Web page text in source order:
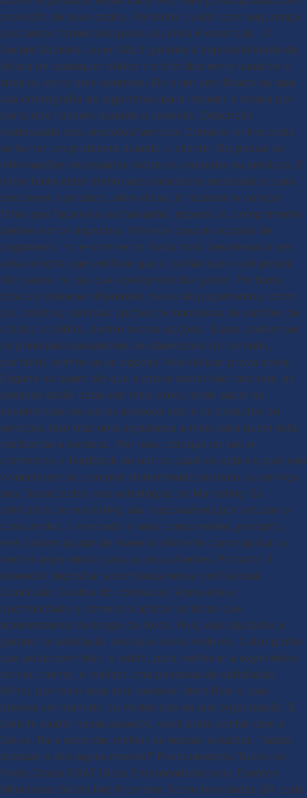
proteção de seus dados. Portanto, cuidar com segurança
dos dados fornecidos pelos usuários é essencial. O
Secure Sockets Layer (SSL) garante a impossibilidade de
leitura de quaisquer dados transferidos entre usuários e
sites ou entre dois sistemas. Ele é um certificado na qual
usa criptografia de algoritmos para impedir a leitura por
parte dos hackers durante a conexão. Descrição
inadequada dos produtos/serviços Comprar online pode
se tornar um problema quando o cliente não possui as
informações necessárias sobre os produtos ou serviços. É
importante estar atento aos caracteres necessários para
descrever o produto, além disso, é necessário colocar
fotos que façam jus ao tamanho, espessura, comprimento,
dentre outros aspectos. Oferecer poucas opções de
pagamento no e-commerce Nada mais desanimador em
uma compra que verificar que o cartão que você possui
não passa na loja que você pretendia gastar. Portanto,
procure oferecer diferentes meios de pagamentos, como
pix, boletos, variadas opções de bandeiras de cartões de
crédito e débito, dentre outras opções. Esses podem ser
os principais causadores de abandonos de carrinho,
portanto, atente-se às opções. Não utilizar prova social
Engana-se quem diz que a prova social não funciona, as
pessoas estão cada vez mais procurando saber as
experiências de outras pessoas sobre os produtos ou
serviços. Isso traz uma segurança a mais para quem está
realizando a compra. Por isso, coloque no seu e-
commerce o feedback de outros usuários sobre o que eles
vivenciaram ao comprar determinado produto ou serviço
seu. Desacreditar nas estratégias de Marketing Os
princípios de marketing são responsáveis por estudar o
consumidor, o mercado e seus concorrentes, portanto,
eles podem ajudar de maneira eficiente como aplicar a
melhor experiência para os seus clientes. Portanto é
essencial depositar a confiança nesse profissional.
Conclusão Gostou do conteúdo? Aproveite a
oportunidade e comece a aplicar as dicas que
apresentamos ao longo do texto. Pois, elas ajudarão a
garantir a satisfação dos seus consumidores. Outro ponto
que pode contribuir, e muito, para melhorar a experiência
do seu cliente, é realizar uma pesquisa de satisfação.
Afinal, por meio dela será possível identificar o que
precisa ser mantido ou melhorado na sua organização. E,
para te ajudar nesse aspecto, você pode contar com a
Solvis. Para entender melhor as nossas soluções, “basta
acessar o site agora mesmo!” Posts recentes Todos os
Posts Cases CSAT Dicas Empreendedorismo Eventos
Milestones Solvis Net Promoter Score Novidades QR code